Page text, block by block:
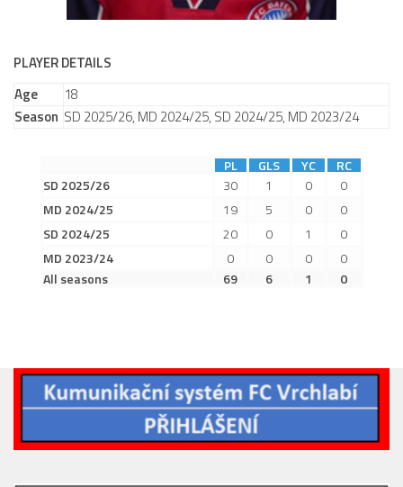
Zápasy 2025/26
2019/20
2017/18
2014/15
Vzkazy
B tým
Zápasy MB 2026/27
PLAYER DETAILS
Age
18
Season SD 2025/26, MD 2024/25, SD 2024/25, MD 2023/24
PL GLS YC
RC
SD 2025/26
30 1 0
0
MD 2024/25
19 5 0
0
SD 2024/25
20 0 1
0
MD 2023/24
0 0 0
0
All seasons
69 6 1 0